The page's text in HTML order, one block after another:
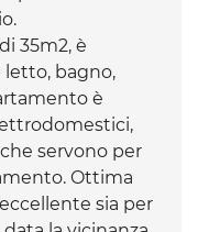
35m2, è
letto, bagno,
è
servono per
Ottima
sia per